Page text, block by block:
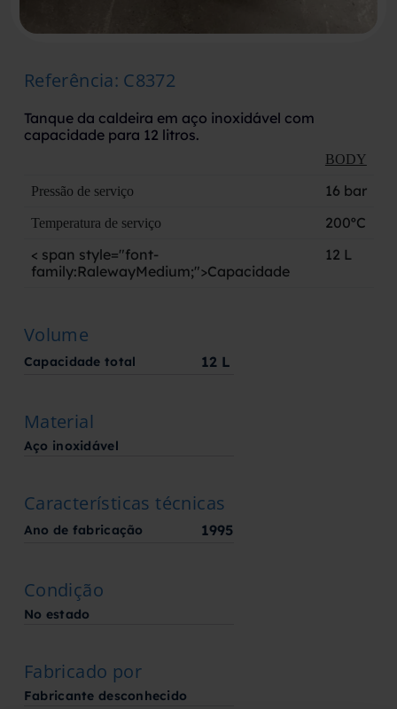
Referência: C8372
Tanque da caldeira em aço inoxidável com
capacidade para 12 litros.
BODY
Pressão de serviço 16 bar
Temperatura de serviço
200ºC
< span style="font-
family:RalewayMedium;">Capacidade
12 L
Volume
Capacidade total 12 L
Material
Aço inoxidável
Características técnicas
Ano de fabricação 1995
Condição
No estado
Fabricado por
Fabricante desconhecido